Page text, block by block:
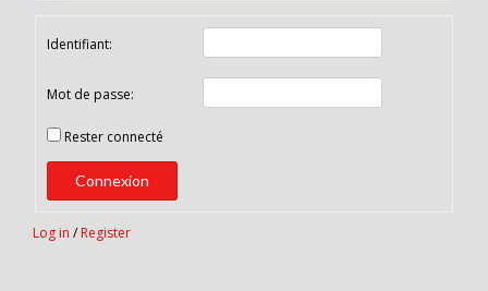
Identifiant:
Mot de passe:
Rester connecté
Connexion
Log in / Register